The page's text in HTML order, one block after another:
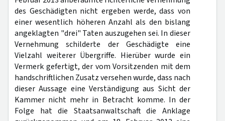
des Geschädigten nicht ergeben werde, dass von
einer wesentlich höheren Anzahl als den bislang
angeklagten "drei" Taten auszugehen sei. In dieser
Vernehmung schilderte der Geschädigte eine
Vielzahl weiterer Übergriffe. Hierüber wurde ein
Vermerk gefertigt, der vom Vorsitzenden mit dem
handschriftlichen Zusatz versehen wurde, dass nach
dieser Aussage eine Verständigung aus Sicht der
Kammer nicht mehr in Betracht komme. In der
Folge hat die Staatsanwaltschaft die Anklage